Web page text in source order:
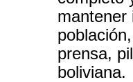
mantener
prensa,
boliviana.